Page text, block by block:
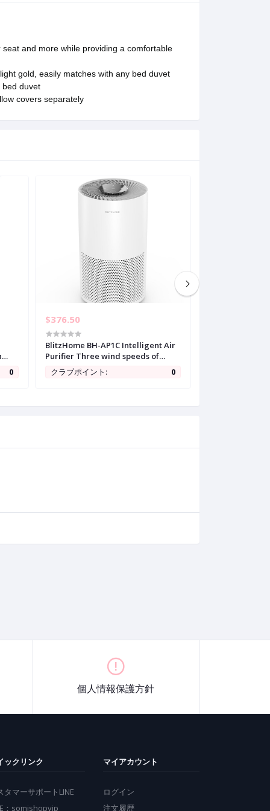
and more while providing a comfortable
gold, easily matches with any bed duvet
duvet
covers separately
0
$376.50
BlitzHome BH-AP1C Intelligent Air
Purifier Three wind speeds of
220m/h CADR remove allergies,
smoke, dust, mold, pollen and pet
クラブポイント: 0
個人情報保護方針
ックリンク
タマーサポートLINE
：somishopvip
マイアカウント
ログイン
注文履歴